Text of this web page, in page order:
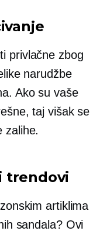
privlačne zbog
narudžbe
Ako su vaše
taj višak se
zalihe.
trendovi
artiklima
sandala? Ovi